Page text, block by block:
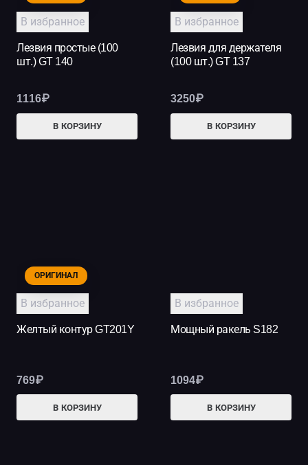
В избранное
Лезвия простые (100
шт.) GT 140
1116₽
В КОРЗИНУ
В избранное
Лезвия для держателя
(100 шт.) GT 137
3250₽
В КОРЗИНУ
ОРИГИНАЛ
В избранное
Желтый контур GT201Y
769₽
В КОРЗИНУ
В избранное
Мощный ракель S182
1094₽
В КОРЗИНУ